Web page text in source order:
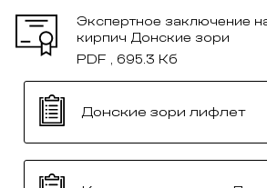
Экспертное заключение
кирпич Донские зори
PDF , 695.3 Кб
Донские зори лифлет